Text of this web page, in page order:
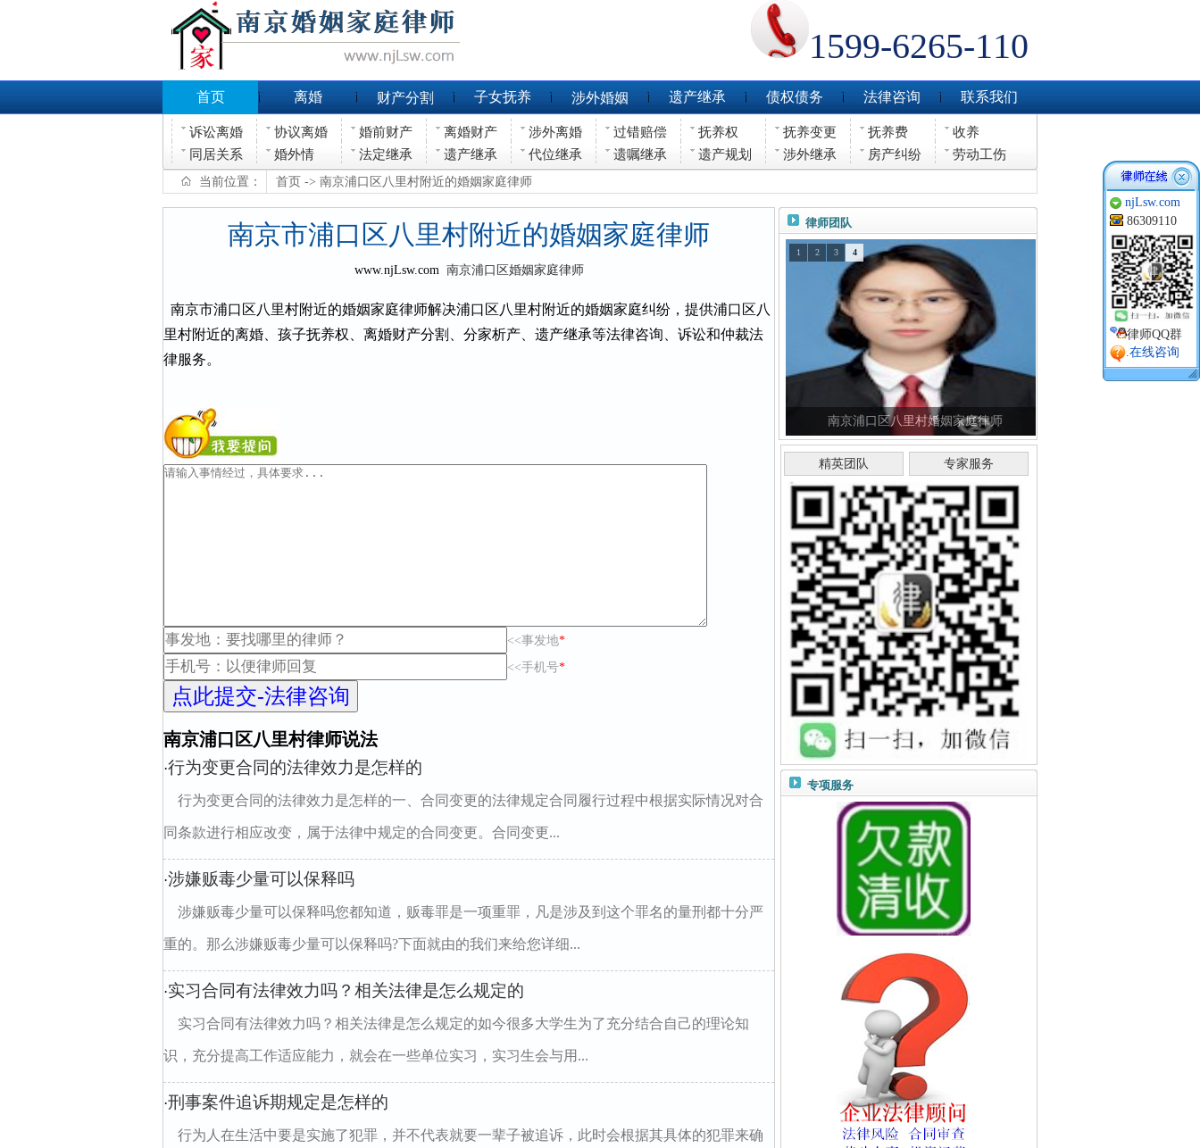
1599-6265-110
首页 离婚 财产分割 子女抚养 涉外婚姻 遗产继承 债权债务 法律咨询 联系我们
诉讼离婚 协议离婚 婚前财产 离婚财产 涉外离婚 过错赔偿 抚养权 抚养变更 抚养费
收养
同居关系
婚外情 法定继承 遗产继承 代位继承 遗嘱继承 遗产规划 涉外继承 房产纠纷 劳动工伤
当前位置： 首页 -> 南京浦口区八里村附近的婚姻家庭律师
南京市浦口区八里村附近的婚姻家庭律师
www.njLsw.com 南京浦口区婚姻家庭律师
南京市浦口区八里村附近的婚姻家庭律师解决浦口区八里村附近的婚姻家庭纠纷，提供浦口区八
里村附近的离婚、孩子抚养权、离婚财产分割、分家析产、遗产继承等法律咨询、诉讼和仲裁法
律服务。
<<事发地*
<<手机号*
南京浦口区八里村律师说法
·行为变更合同的法律效力是怎样的
行为变更合同的法律效力是怎样的一、合同变更的法律规定合同履行过程中根据实际情况对合
同条款进行相应改变，属于法律中规定的合同变更。合同变更...
·涉嫌贩毒少量可以保释吗
涉嫌贩毒少量可以保释吗您都知道，贩毒罪是一项重罪，凡是涉及到这个罪名的量刑都十分严
重的。那么涉嫌贩毒少量可以保释吗?下面就由的我们来给您详细...
·实习合同有法律效力吗？相关法律是怎么规定的
实习合同有法律效力吗？相关法律是怎么规定的如今很多大学生为了充分结合自己的理论知
识，充分提高工作适应能力，就会在一些单位实习，实习生会与用...
·刑事案件追诉期规定是怎样的
行为人在生活中要是实施了犯罪，并不代表就要一辈子被追诉，此时会根据其具体的犯罪来确
律师团队
南京浦口区八里村婚姻家庭律师
1 2 3 4
精英团队 专家服务
专项服务
njLsw.com
86309110
律师QQ群
.在线咨询